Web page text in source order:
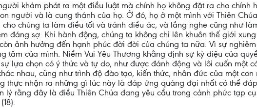
khám phát ra một điều luật mà chính họ không đặt ra cho chính
người và là cung thánh của họ. Ở đó, họ ở một mình với Thiên
cho chúng ta làm điều tốt và tránh điều ác, và lắng nghe cũng như
đáng sợ. Khi hành động, chúng ta không chỉ lên khuôn thế giới
ảnh hưởng đến hạnh phúc đời đời của chúng ta nữa. Vì sự
tâm của mình. Niềm Vui Yêu Thương khẳng định sự kỳ diệu của
lựa chọn có ý thức và tự do, như được đánh động và lôi cuốn một
nhau, cũng như trình độ đào tạo, kiến thức, nhân đức của một
thực nhận ra những gì lúc này là đáp ứng quảng đại nhất có thể
lý rằng đây là điều Thiên Chúa đang yêu cầu trong cảnh phức tạp